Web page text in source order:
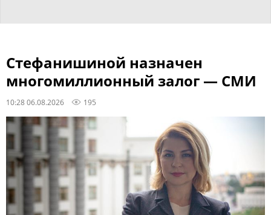
Стефанишиной назначен
многомиллионный залог — СМИ
10:28 06.08.2026 195